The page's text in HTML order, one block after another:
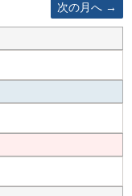
次の月へ